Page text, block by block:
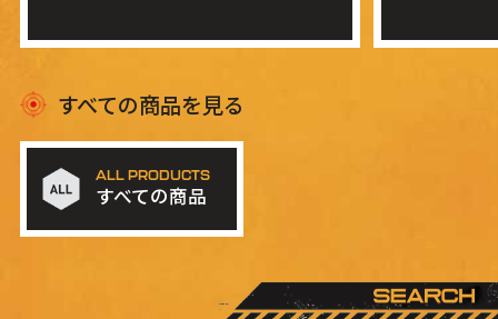
すべての商品を見る
ALL PRODUCTS
すべての商品